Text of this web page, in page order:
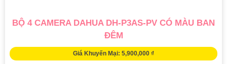
BỘ 4 CAMERA DAHUA DH-P3AS-PV CÓ MÀU BAN
ĐÊM
Giá Khuyến Mại: 5,900,000 ₫